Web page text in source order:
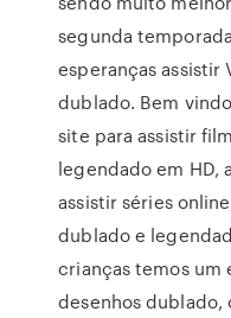
segunda
esperanças assistir
dublado. Bem
site para assistir
legendado em HD,
assistir séries
dublado e
crianças temos um
desenhos dublado,